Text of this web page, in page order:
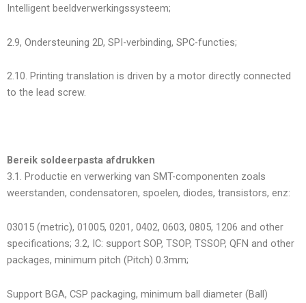
Intelligent beeldverwerkingssysteem;
2.9, Ondersteuning 2D, SPI-verbinding, SPC-functies;
2.10. Printing translation is driven by a motor directly connected
to the lead screw.
Bereik soldeerpasta afdrukken
3.1. Productie en verwerking van SMT-componenten zoals
weerstanden, condensatoren, spoelen, diodes, transistors, enz:
03015 (metric), 01005, 0201, 0402, 0603, 0805, 1206 and other
specifications; 3.2, IC: support SOP, TSOP, TSSOP, QFN and other
packages, minimum pitch (Pitch) 0.3mm;
Support BGA, CSP packaging, minimum ball diameter (Ball)